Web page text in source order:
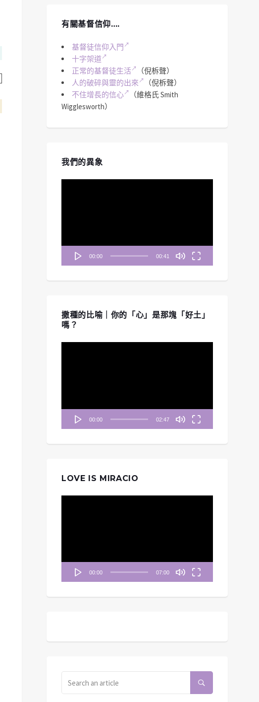
有關基督信仰….
基督徒信仰入門
十字架道
正常的基督徒生活
（倪柝聲）
人的破碎與靈的出來
（倪柝聲）
不住增長的信心
（維格氏 Smith
Wigglesworth）
我們的異象
00:00 00:41
撒種的比喻｜你的「心」是那塊「好土」
嗎？
00:00 02:47
LOVE IS MIRACIO
00:00 07:00